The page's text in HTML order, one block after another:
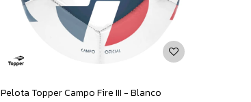
Pelota Topper Campo Fire III - Blanco